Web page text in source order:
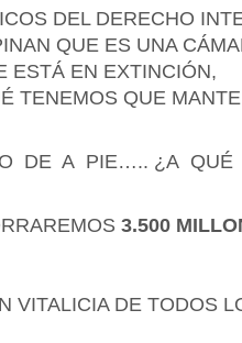
DEL DERECHO
QUE ES UNA
ESTÁ EN EXTINCIÓN,
TENEMOS QUE
DE A PIE….. ¿A
3.500
VITALICIA DE TODOS